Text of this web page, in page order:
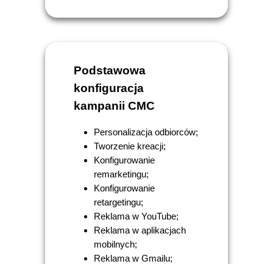
Podstawowa
konfiguracja
kampanii CMC
Personalizacja odbiorców;
Tworzenie kreacji;
Konfigurowanie
remarketingu;
Konfigurowanie
retargetingu;
Reklama w YouTube;
Reklama w aplikacjach
mobilnych;
Reklama w Gmailu;